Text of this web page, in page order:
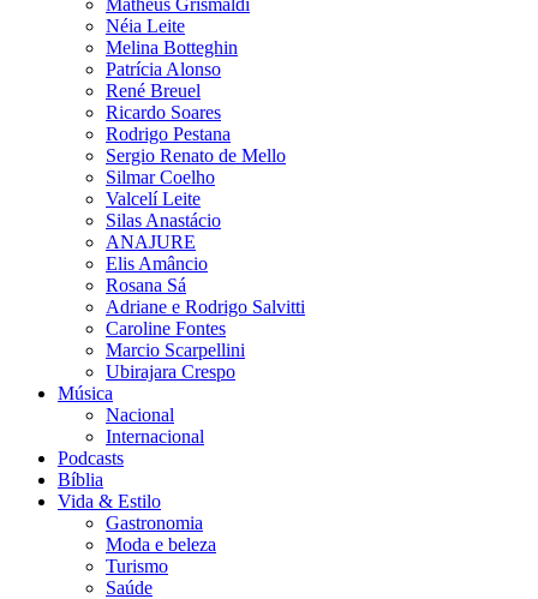
Matheus Grismaldi
Néia Leite
Melina Botteghin
Patrícia Alonso
René Breuel
Ricardo Soares
Rodrigo Pestana
Sergio Renato de Mello
Silmar Coelho
Valcelí Leite
Silas Anastácio
ANAJURE
Elis Amâncio
Rosana Sá
Adriane e Rodrigo Salvitti
Caroline Fontes
Marcio Scarpellini
Ubirajara Crespo
Música
Nacional
Internacional
Podcasts
Bíblia
Vida & Estilo
Gastronomia
Moda e beleza
Turismo
Saúde